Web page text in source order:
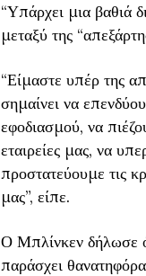
“Υπάρχει μια βαθιά
μεταξύ της
“Είμαστε υπέρ της
σημαίνει να
εφοδιασμού, να
εταιρείες μας, να
προστατεύουμε τις
μας”, είπε.
Ο Μπλίνκεν δήλωσε
παράσχει